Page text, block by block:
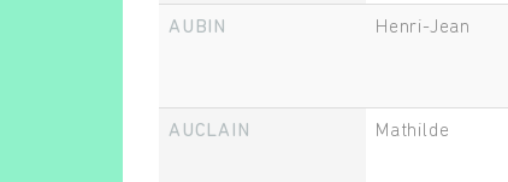
AUBIN Henri-Jean
AUCLAIN Mathilde